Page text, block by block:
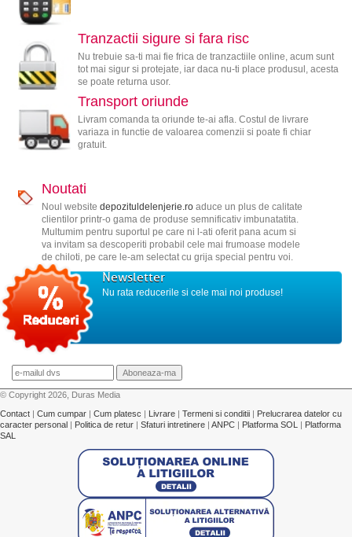
Tranzactii sigure si fara risc
Nu trebuie sa-ti mai fie frica de tranzactiile online, acum sunt
tot mai sigur si protejate, iar daca nu-ti place produsul, acesta
se poate returna usor.
Transport oriunde
Livram comanda ta oriunde te-ai afla. Costul de livrare
variaza in functie de valoarea comenzii si poate fi chiar
gratuit.
Noutati
Noul website depozituldelenjerie.roaduce un plus de calitate
clientilor printr-o gama de produse semnificativ imbunatatita.
Multumim pentru suportul pe care ni l-ati oferit pana acum si
va invitam sa descoperiti probabil cele mai frumoase modele
de chiloti, pe care le-am selectat cu grija special pentru voi.
Newsletter
Nu rata reducerile si cele mai noi produse!
© Copyright 2026, Duras Media
Contact | Cum cumpar | Cum platesc | Livrare | Termeni si conditii | Prelucrarea datelor cu
caracter personal | Politica de retur | Sfaturi intretinere | ANPC | Platforma SOL | Platforma
SAL